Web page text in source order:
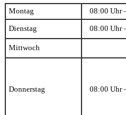
Montag 08:00 Uhr
Dienstag 08:00 Uhr
Mittwoch
Donnerstag 08:00 Uhr